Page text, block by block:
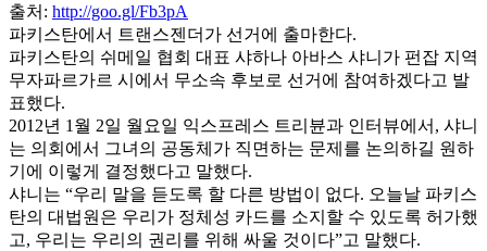
출처: http://goo.gl/Fb3pA
파키스탄에서 트랜스젠더가 선거에 출마한다.
파키스탄의 쉬메일 협회 대표 샤하나 아바스 샤니가 펀잡 지역
무자파르가르 시에서 무소속 후보로 선거에 참여하겠다고 발
표했다.
2012년 1월 2일 월요일 익스프레스 트리뷴과 인터뷰에서, 샤니
는 의회에서 그녀의 공동체가 직면하는 문제를 논의하길 원하
기에 이렇게 결정했다고 말했다.
샤니는 “우리 말을 듣도록 할 다른 방법이 없다. 오늘날 파키스
탄의 대법원은 우리가 정체성 카드를 소지할 수 있도록 허가했
고, 우리는 우리의 권리를 위해 싸울 것이다”고 말했다.